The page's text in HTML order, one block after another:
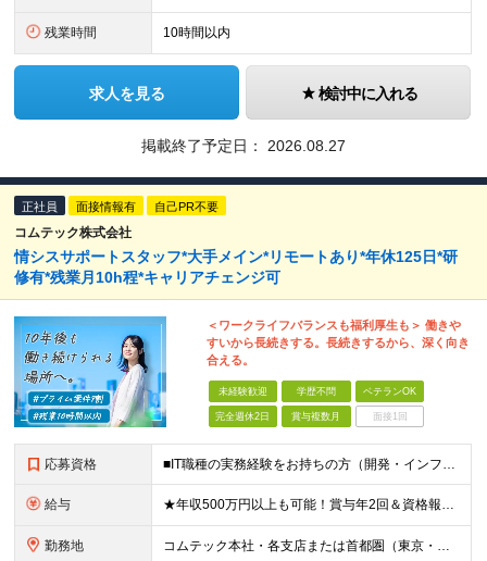
残業時間 10時間以内
求人を見る 検討中に入れる
掲載終了予定日： 2026.08.27
正社員 面接情報有 自己PR不要
コムテック株式会社
情シスサポートスタッフ*大手メイン*リモートあり*年休125日*研
修有*残業月10h程*キャリアチェンジ可
＜ワークライフバランスも福利厚生も＞ 働きや
すいから長続きする。長続きするから、深く向き
合える。
未経験歓迎 学歴不問 ベテランOK
完全週休2日 賞与複数月 面接1回
応募資格 ■IT職種の実務経験をお持ちの方（開発・インフラエンジニア、社内SEなど） ■学歴不問 ＜以下のような方を歓迎します＞ ■IT業界でキャリアを切り拓いていきたい方 ■チームワークを大切にし、仲間と協
給与 ★年収500万円以上も可能！賞与年2回＆資格報奨金あり 【経験1～3年の場合】年収410万円～464万円 月給29万6000円～月給33万5500円+賞与年2回（6・12月） ※みなし残業代（10時
勤務地 コムテック本社・各支店または首都圏（東京・神奈川・埼玉・千葉）のクライアント様のワークスペースにて勤務いただきます。 ＜各拠点について＞ ■東京本社／東京都港区芝浦1-2-1 シーバンスＮ館10F